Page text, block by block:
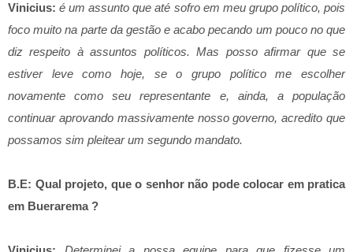
Vinicius: é um assunto que até sofro em meu grupo político, pois
foco muito na parte da gestão e acabo pecando um pouco no que
diz respeito à assuntos políticos. Mas posso afirmar que se
estiver leve como hoje, se o grupo político me escolher
novamente como seu representante e, ainda, a população
continuar aprovando massivamente nosso governo, acredito que
possamos sim pleitear um segundo mandato.
B.E: Qual projeto, que o senhor não pode colocar em pratica
em Buerarema ?